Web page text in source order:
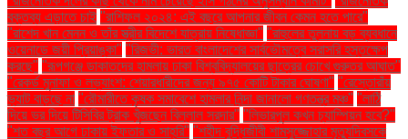
বক্তব্য এড়াতে চাই "রাশিফল ২০২৪: এই বছরে আপনার জীবন কেমন হতে পারে"
"রাশেদ খান মেনন ও তাঁর স্ত্রীর বিদেশে যাত্রায় নিষেধাজ্ঞা" "রাহুলের তুলনায় বড় ব্যবধানে
ওয়েনাডে জয়ী প্রিয়াঙ্কা" "রিজভী: ভারত বাংলাদেশের সার্বভৌমত্বে সরাসরি হস্তক্ষেপ
করছে" "রূপগঞ্জে ডাকাতদের হামলায় ঢাকা বিশ্ববিদ্যালয়ের ছাত্রের চোখে গুরুতর আঘাত"
"রেকর্ড মুনাফা ও লভ্যাংশ: শেয়ারধারীদের জন্য ৯৭৫ কোটি টাকার ঘোষণা" "রেস্তোরাঁয়
ভ্যাট বাড়ছে না "রৌমারীতে কৃষক সমাবেশে হামলার নিন্দা জানালো গণতন্ত্র মঞ্চ" "লাঠি
দিয়ে ভর দিয়ে টিসিবির ট্রাক খুঁজছেন বিল্লাল সরদার" "লিভারপুল কখন চ্যাম্পিয়ন হবে?"
"শত বছর আগে ঢাকায় ইফতার ও সাহ্‌রি" "শহীদ বুদ্ধিজীবী শামসুজ্জোহার মৃত্যুদিবসকে